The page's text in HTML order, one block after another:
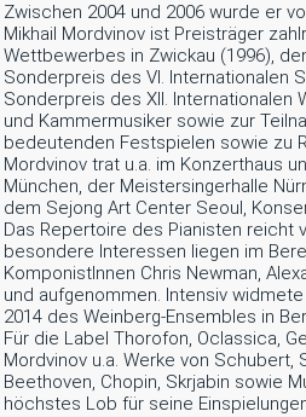
Zwischen 2004 und 2006 wurde er
Mikhail Mordvinov ist Preisträger
Wettbewerbes in Zwickau (1996),
Sonderpreis des VI. Internationalen
Sonderpreis des XII.
und Kammermusiker sowie zur
bedeutenden Festspielen sowie zu
Mordvinov trat u.a. im Konzerthaus
München, der Meistersingerhalle
dem Sejong Art Center Seoul,
Das Repertoire des Pianisten reicht
besondere Interessen liegen im
KomponistInnen Chris Newman,
und aufgenommen. Intensiv
2014 des Weinberg-Ensembles in
Für die Label Thorofon, Oclassica,
Mordvinov u.a. Werke von Schubert,
Beethoven, Chopin, Skrjabin sowie
höchstes Lob für seine